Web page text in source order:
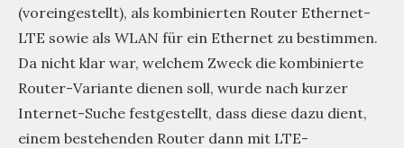
(voreingestellt), als kombinierten Router Ethernet-
LTE sowie als WLAN für ein Ethernet zu bestimmen.
Da nicht klar war, welchem Zweck die kombinierte
Router-Variante dienen soll, wurde nach kurzer
Internet-Suche festgestellt, dass diese dazu dient,
einem bestehenden Router dann mit LTE-